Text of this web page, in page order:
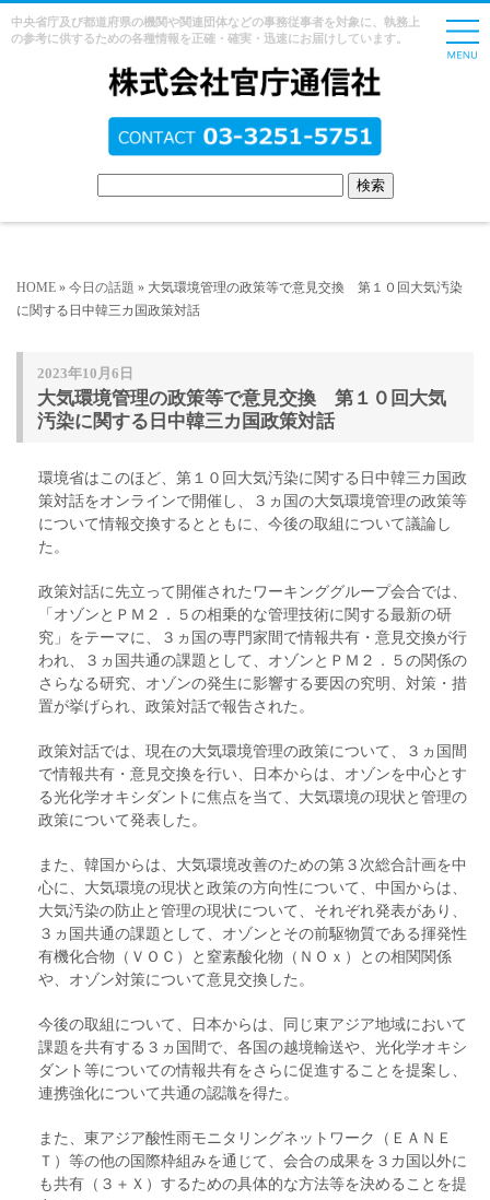
中央省庁及び都道府県の機関や関連団体などの事務従事者を対象に、執務上
の参考に供するための各種情報を正確・確実・迅速にお届けしています。
HOME » 今日の話題 » 大気環境管理の政策等で意見交換 第１０回大気汚染
に関する日中韓三カ国政策対話
2023年10月6日
大気環境管理の政策等で意見交換 第１０回大気
汚染に関する日中韓三カ国政策対話
環境省はこのほど、第１０回大気汚染に関する日中韓三カ国政
策対話をオンラインで開催し、３ヵ国の大気環境管理の政策等
について情報交換するとともに、今後の取組について議論し
た。
政策対話に先立って開催されたワーキンググループ会合では、
「オゾンとＰＭ２．５の相乗的な管理技術に関する最新の研
究」をテーマに、３ヵ国の専門家間で情報共有・意見交換が行
われ、３ヵ国共通の課題として、オゾンとＰＭ２．５の関係の
さらなる研究、オゾンの発生に影響する要因の究明、対策・措
置が挙げられ、政策対話で報告された。
政策対話では、現在の大気環境管理の政策について、３ヵ国間
で情報共有・意見交換を行い、日本からは、オゾンを中心とす
る光化学オキシダントに焦点を当て、大気環境の現状と管理の
政策について発表した。
また、韓国からは、大気環境改善のための第３次総合計画を中
心に、大気環境の現状と政策の方向性について、中国からは、
大気汚染の防止と管理の現状について、それぞれ発表があり、
３ヵ国共通の課題として、オゾンとその前駆物質である揮発性
有機化合物（ＶＯＣ）と窒素酸化物（ＮＯｘ）との相関関係
や、オゾン対策について意見交換した。
今後の取組について、日本からは、同じ東アジア地域において
課題を共有する３ヵ国間で、各国の越境輸送や、光化学オキシ
ダント等についての情報共有をさらに促進することを提案し、
連携強化について共通の認識を得た。
また、東アジア酸性雨モニタリングネットワーク（ＥＡＮＥ
Ｔ）等の他の国際枠組みを通じて、会合の成果を３カ国以外に
も共有（３＋Ｘ）するための具体的な方法等を決めることを提